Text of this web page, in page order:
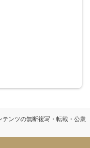
ンツの無断複写・転載・公衆